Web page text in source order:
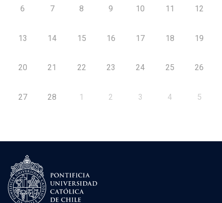
6 7 8 9 10 11 12
13 14 15 16 17 18 19
20 21 22 23 24 25 26
27 28 1 2 3 4 5